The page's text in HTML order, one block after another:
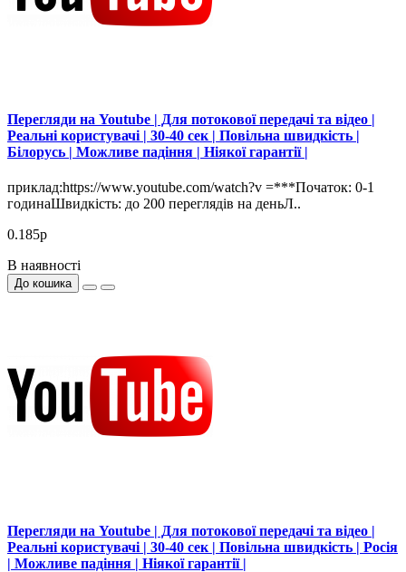
Перегляди на Youtube | Для потокової передачі та відео |
Реальні користувачі | 30-40 сек | Повільна швидкість |
Білорусь | Можливе падіння | Ніякої гарантії |
приклад:https://www.youtube.com/watch?v =***Початок: 0-1
годинаШвидкість: до 200 переглядів на деньЛ..
0.185р
В наявності
До кошика
Перегляди на Youtube | Для потокової передачі та відео |
Реальні користувачі | 30-40 сек | Повільна швидкість | Росія
| Можливе падіння | Ніякої гарантії |